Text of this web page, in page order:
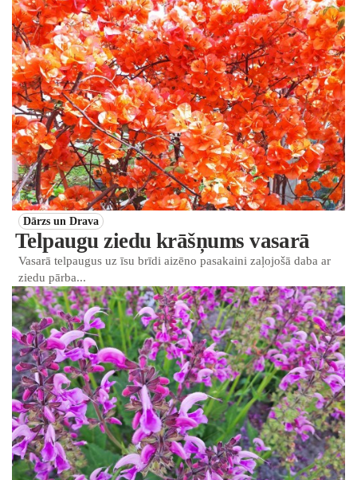
Dārzs un Drava
Telpaugu ziedu krāšņums vasarā
Vasarā telpaugus uz īsu brīdi aizēno pasakaini zaļojošā daba ar
ziedu pārba...